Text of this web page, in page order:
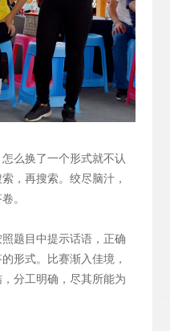
么换了一个形式就不认
，再搜索。绞尽脑汁，
。
题目中提示话语，正确
形式。
比赛渐入佳境，
分工明确，尽其所能为